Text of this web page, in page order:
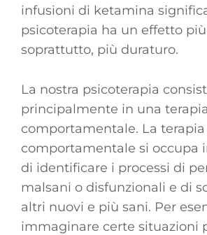
infusioni di ketamina
psicoterapia ha un effetto
soprattutto, più duraturo.
La nostra psicoterapia
principalmente in una terapia
comportamentale. La
comportamentale si occupa
di identificare i processi di
malsani o disfunzionali e di
altri nuovi e più sani. Per
immaginare certe situazioni